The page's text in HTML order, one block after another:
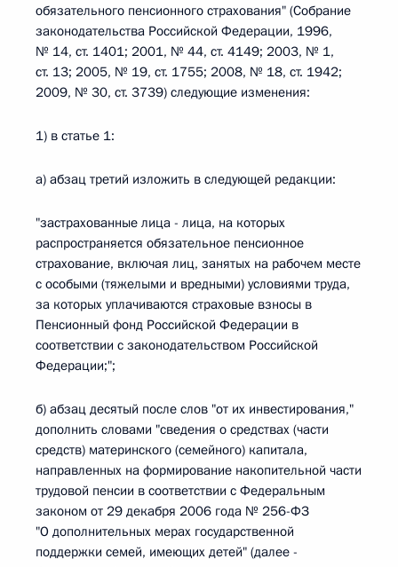
обязательного пенсионного страхования" (Собрание
законодательства Российской Федерации, 1996,
№ 14, ст. 1401; 2001, № 44, ст. 4149; 2003, № 1,
ст. 13; 2005, № 19, ст. 1755; 2008, № 18, ст. 1942;
2009, № 30, ст. 3739) следующие изменения:
1) в статье 1:
а) абзац третий изложить в следующей редакции:
"застрахованные лица - лица, на которых
распространяется обязательное пенсионное
страхование, включая лиц, занятых на рабочем месте
с особыми (тяжелыми и вредными) условиями труда,
за которых уплачиваются страховые взносы в
Пенсионный фонд Российской Федерации в
соответствии с законодательством Российской
Федерации;";
б) абзац десятый после слов "от их инвестирования,"
дополнить словами "сведения о средствах (части
средств) материнского (семейного) капитала,
направленных на формирование накопительной части
трудовой пенсии в соответствии с Федеральным
законом от 29 декабря 2006 года № 256-ФЗ
"О дополнительных мерах государственной
поддержки семей, имеющих детей" (далее -